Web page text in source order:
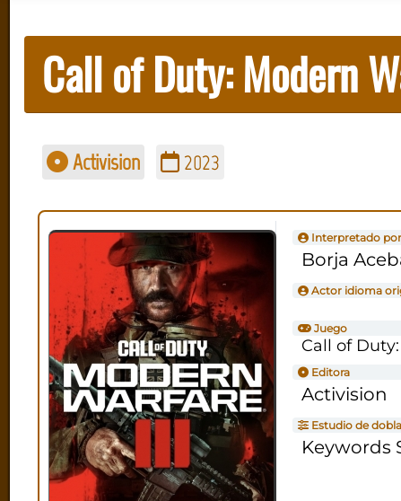
Call of Duty: Modern
Activision 2023
Interpretado por
Borja
Actor idioma
Juego
Call of
Editora
Activision
Estudio de
Keywords